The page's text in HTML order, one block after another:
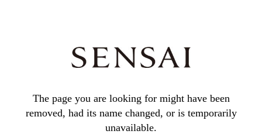
The page you are looking for might have been
removed, had its name changed, or is temporarily
unavailable.